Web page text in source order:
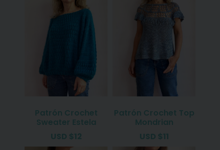
Patrón Crochet
Sweater Estela
USD $12
Patrón Crochet Top
Mondrian
USD $11